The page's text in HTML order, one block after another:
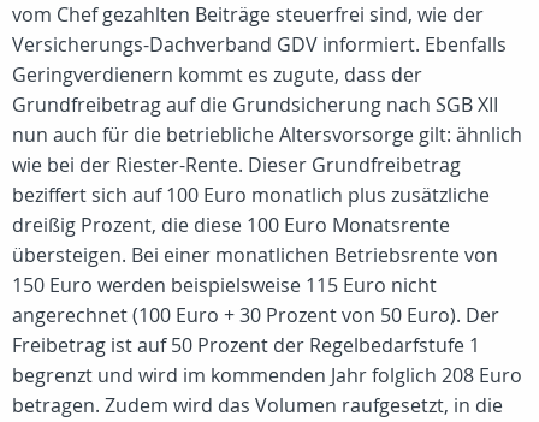
vom Chef gezahlten Beiträge steuerfrei sind, wie der
Versicherungs-Dachverband GDV informiert. Ebenfalls
Geringverdienern kommt es zugute, dass der
Grundfreibetrag auf die Grundsicherung nach SGB XII
nun auch für die betriebliche Altersvorsorge gilt: ähnlich
wie bei der Riester-Rente. Dieser Grundfreibetrag
beziffert sich auf 100 Euro monatlich plus zusätzliche
dreißig Prozent, die diese 100 Euro Monatsrente
übersteigen. Bei einer monatlichen Betriebsrente von
150 Euro werden beispielsweise 115 Euro nicht
angerechnet (100 Euro + 30 Prozent von 50 Euro). Der
Freibetrag ist auf 50 Prozent der Regelbedarfstufe 1
begrenzt und wird im kommenden Jahr folglich 208 Euro
betragen. Zudem wird das Volumen raufgesetzt, in die